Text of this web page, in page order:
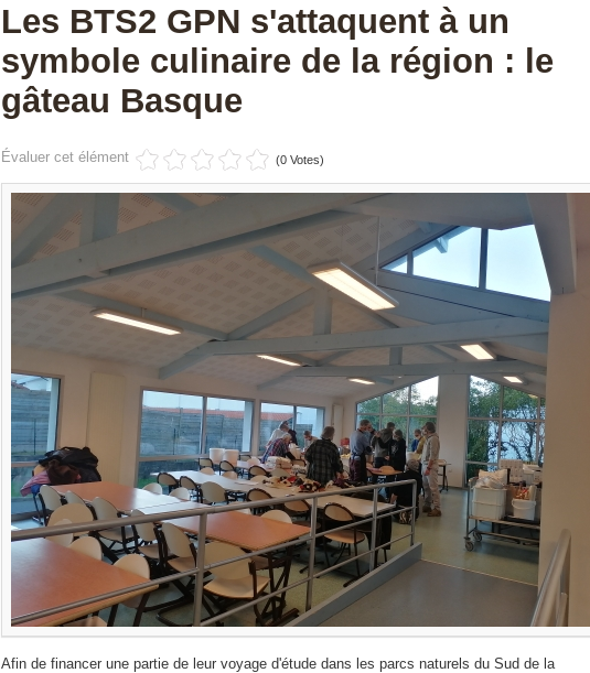
Les BTS2 GPN s'attaquent à un
symbole culinaire de la région : le
gâteau Basque
Évaluer cet élément (0 Votes)
Afin de financer une partie de leur voyage d'étude dans les parcs naturels du Sud de la